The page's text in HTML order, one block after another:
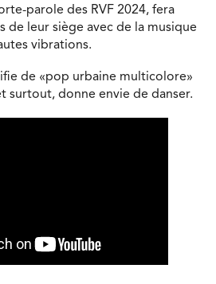
parole des RVF 2024, fera
de leur siège avec de la musique
vibrations.
de «pop urbaine multicolore»
surtout, donne envie de danser.